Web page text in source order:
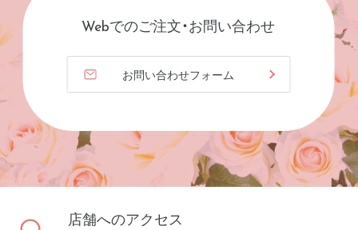
Webでのご注文・お問い合わせ
お問い合わせフォーム
店舗へのアクセス